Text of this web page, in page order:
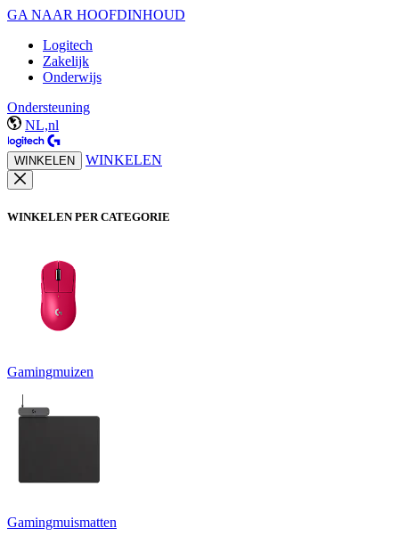
GA NAAR HOOFDINHOUD
Logitech
Zakelijk
Onderwijs
Ondersteuning
NL,nl
WINKELEN WINKELEN
WINKELEN PER CATEGORIE
Gamingmuizen
Gamingmuismatten